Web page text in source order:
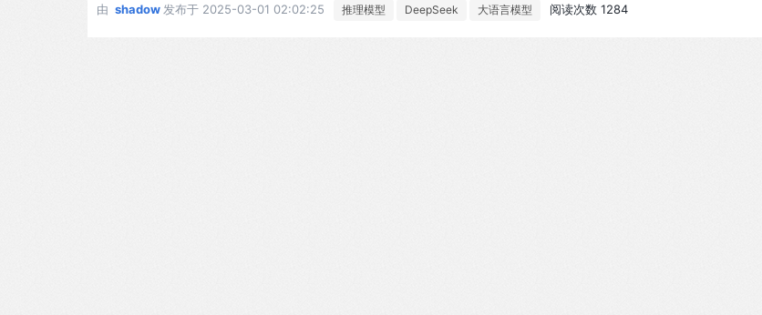
1，它在 RL 之前引入了多阶段训练和冷启动数据。DeepSeek-R1 在推理任务上的表现与 OpenAI-o1-1217 相当。为了
由 shadow 发布于 2025-03-01 02:02:25 推理模型 DeepSeek 大语言模型 阅读次数 1284